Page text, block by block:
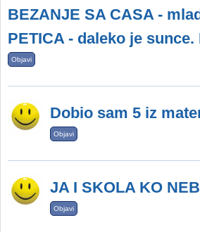
BEZANJE SA CASA -
PETICA - daleko je
Objavi
Dobio sam 5 iz
Objavi
JA I SKOLA KO
Objavi